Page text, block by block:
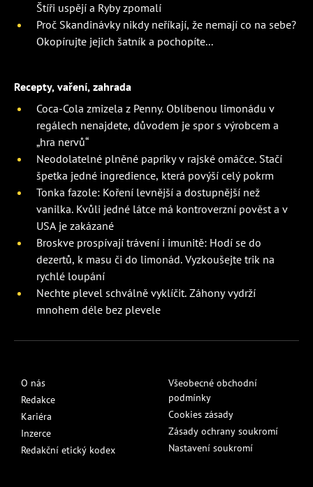
Štíři uspějí a Ryby zpomalí
Proč Skandinávky nikdy neříkají, že nemají co na sebe?
Okopírujte jejich šatník a pochopíte...
Recepty, vaření, zahrada
Coca-Cola zmizela z Penny. Oblíbenou limonádu v
regálech nenajdete, důvodem je spor s výrobcem a
„hra nervů“
Neodolatelné plněné papriky v rajské omáčce. Stačí
špetka jedné ingredience, která povýší celý pokrm
Tonka fazole: Koření levnější a dostupnější než
vanilka. Kvůli jedné látce má kontroverzní pověst a v
USA je zakázané
Broskve prospívají trávení i imunitě: Hodí se do
dezertů, k masu či do limonád. Vyzkoušejte trik na
rychlé loupání
Nechte plevel schválně vyklíčit. Záhony vydrží
mnohem déle bez plevele
O nás
Redakce
Kariéra
Inzerce
Redakční etický kodex
Všeobecné obchodní
podmínky
Cookies zásady
Zásady ochrany soukromí
Nastavení soukromí